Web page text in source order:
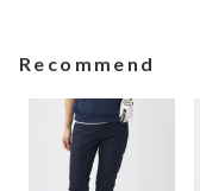
Recommend